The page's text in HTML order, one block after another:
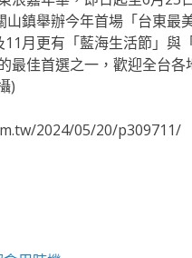
鎮舉辦今年首場「台東最
月更有「藍海生活節」與
最佳首選之一，歡迎全台
)
2024/05/20/p309711/